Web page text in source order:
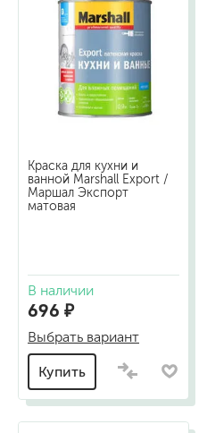
Краска для кухни и
ванной Marshall Export /
Маршал Экспорт
матовая
В наличии
696 ₽
Выбрать вариант
Купить